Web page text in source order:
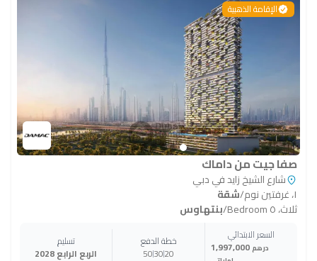
الإقامة الذهبية
صفا جيت من داماك
شارع الشيخ زايد في دبي
١، غرفتين نوم
/شقة
ثلاث، ٥ Bedroom
/بنتهاوس
السعر الابتدائي
1,997,000 درهم
خطة الدفع
20
30
50
تسليم
الربع الرابع 2028